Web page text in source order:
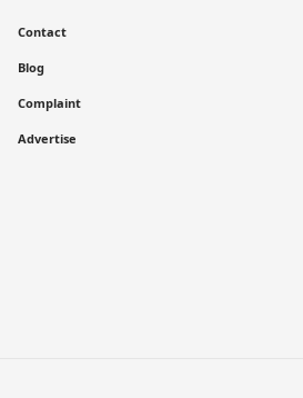
Contact
Blog
Complaint
Advertise